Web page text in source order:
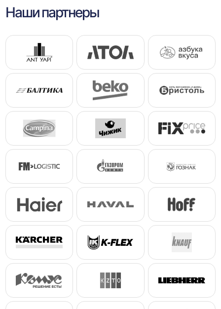
Наши партнеры